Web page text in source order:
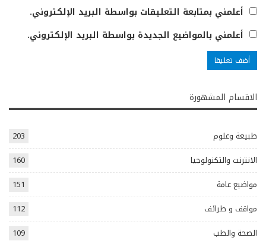
أعلمني بمتابعة التعليقات بواسطة البريد الإلكتروني.
أعلمني بالمواضيع الجديدة بواسطة البريد الإلكتروني.
الاقسام المشهورة
طبيعة وعلوم
203
الانترنت والتكنولوجيا
160
مواضيع عامة
151
مواقف و طرائف
112
الصحة والطب
109